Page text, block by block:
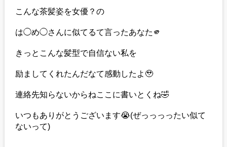
こんな茶髪姿を女優？の
は◯め◯さんに似てるて言ったあなた🫵
きっとこんな髪型で自信ない私を
励ましてくれたんだなて感動したよ🥹
連絡先知らないからねここに書いとくね🤣
いつもありがとうございます😭(ぜっっっったい似て
ないって)